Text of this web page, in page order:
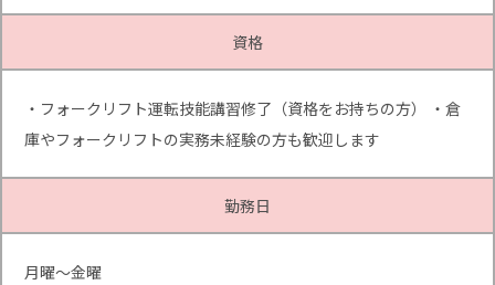
資格
・フォークリフト運転技能講習修了（資格をお持ちの方） ・倉
庫やフォークリフトの実務未経験の方も歓迎します
勤務日
月曜～金曜